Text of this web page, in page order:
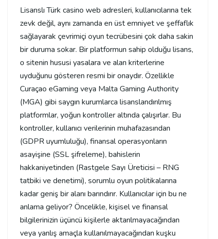
Lisanslı Türk casino web adresleri, kullanıcılarına tek
zevk değil, aynı zamanda en üst emniyet ve şeffaflık
sağlayarak çevrimiçi oyun tecrübesini çok daha sakin
bir duruma sokar. Bir platformun sahip olduğu lisans,
o sitenin hususi yasalara ve alan kriterlerine
uyduğunu gösteren resmi bir onaydır. Özellikle
Curaçao eGaming veya Malta Gaming Authority
(MGA) gibi saygın kurumlarca lisanslandırılmış
platformlar, yoğun kontroller altında çalışırlar. Bu
kontroller, kullanıcı verilerinin muhafazasından
(GDPR uyumluluğu), finansal operasyonların
asayişine (SSL şifreleme), bahislerin
hakkaniyetinden (Rastgele Sayı Üreticisi – RNG
tatbiki ve denetimi), sorumlu oyun politikalarına
kadar geniş bir alanı barındırır. Kullanıcılar için bu ne
anlama geliyor? Öncelikle, kişisel ve finansal
bilgilerinizin üçüncü kişilerle aktarılmayacağından
veya yanlış amaçla kullanılmayacağından kuşku